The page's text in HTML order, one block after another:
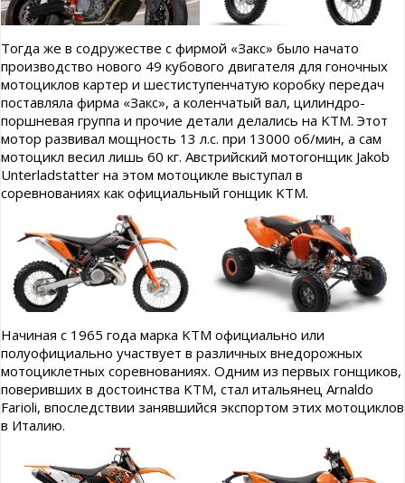
Тогда же в содружестве с фирмой «Закс» было начато
производство нового 49 кубового двигателя для гоночных
мотоциклов картер и шестиступенчатую коробку передач
поставляла фирма «Закс», а коленчатый вал, цилиндро-
поршневая группа и прочие детали делались на KTM. Этот
мотор развивал мощность 13 л.с. при 13000 об/мин, а сам
мотоцикл весил лишь 60 кг. Австрийский мотогонщик Jakob
Unterladstatter на этом мотоцикле выступал в
соревнованиях как официальный гонщик KTM.
Начиная с 1965 года марка KTM официально или
полуофициально участвует в различных внедорожных
мотоциклетных соревнованиях. Одним из первых гонщиков,
поверивших в достоинства KTM, стал итальянец Arnaldo
Farioli, впоследствии занявшийся экспортом этих мотоциклов
в Италию.